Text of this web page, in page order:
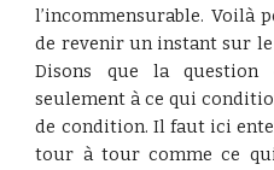
l’incommensurable. Voilà
de revenir un instant sur
Disons que la
seulement à ce qui
de condition. Il faut ici
tour à tour comme ce